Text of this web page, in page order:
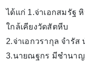
ได้แก่ 1.จ่าเอกสมรัฐ
ใกล้เคียงวัดสัตหีบ
2.จ่าเอกวรากุล จำรั
3.นายณฐกร มีชำนา